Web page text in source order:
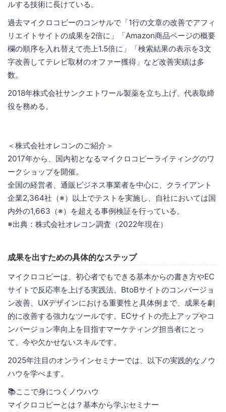
ルする技術に長けている。
過去マイクロコピーのコンサルで「1行の文章の改善でアフィ
リエイトサイトの成果を2倍に」「Amazon商品ページの概要
欄の順序を入れ替えて売上1.5倍に」「検索結果の表示を3文
字改善してテレビ取材のオファー獲得」など改善実績は多
数。
2018年株式会社サンクエトワール製薬を立ち上げ、代表取締
役を務める。
＜株式会社オレコンのご紹介＞
2017年から、国内初となるマイクロコピーライティングのワ
ークショップを開催。
全国の経営者、通販ビジネス事業者を中心に、クライアント
企業2,364社（※）以上でテストを実施し、自社においては国
内外の1,663（※）を超える事例検証を行っている。
※出典：株式会社オレコン調査（2022年現在）
成果を出すための具体的なステップ
マイクロコピーは、初心者でもできる基本からの書き方やEC
サイトで反応率を上げる実践法、BtoBサイトのコンバージョ
ン改善、UXデザインにおける重要性と具体例まで、成果を劇
的に改善する強力なツールです。ECサイトの売上アップやコ
ンバージョン率向上を目指すマーケティング担当者にとっ
て、今や欠かせないスキルです。
2025年注目のオンラインセミナーでは、以下の実践的なノウ
ハウを学べます。
📚ここで身につくノウハウ
マイクロコピーとは？基本から学ぶセミナー